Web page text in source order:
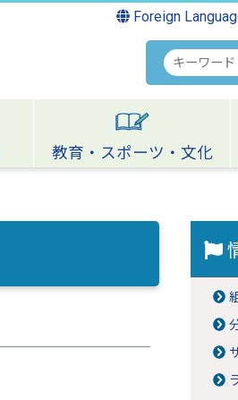
Foreign
検
索
キ
ワ
ー
教育・スポーツ・文化